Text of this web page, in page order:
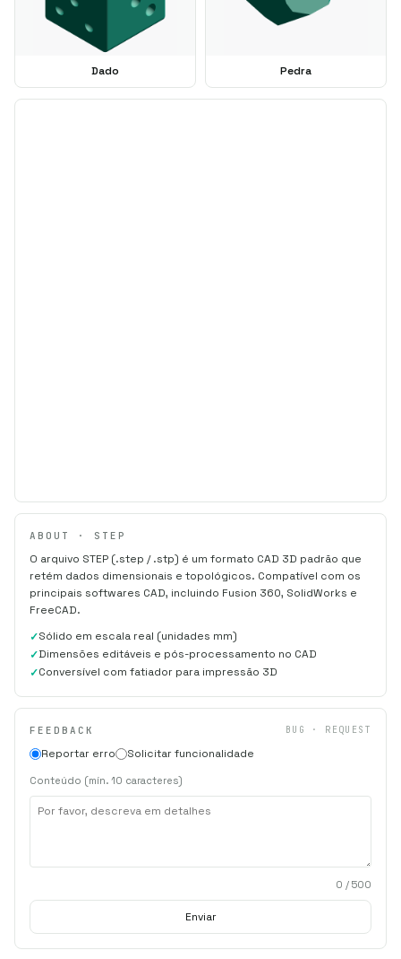
Dado Pedra
ABOUT · STEP
O arquivo STEP (.step / .stp) é um formato CAD 3D padrão que
retém dados dimensionais e topológicos. Compatível com os
principais softwares CAD, incluindo Fusion 360, SolidWorks e
FreeCAD.
Sólido em escala real (unidades mm)
Dimensões editáveis e pós-processamento no CAD
Conversível com fatiador para impressão 3D
FEEDBACK BUG · REQUEST
Reportar erro Solicitar funcionalidade
Conteúdo (mín. 10 caracteres)
0 / 500
Enviar